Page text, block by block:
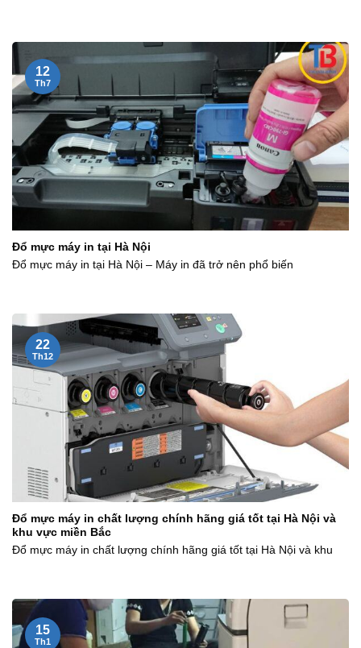
Đổ mực máy in tại Hà Nội
Đổ mực máy in tại Hà Nội – Máy in đã trở nên phổ biến
12
Th7
Đổ mực máy in chất lượng chính hãng giá tốt tại Hà Nội và
khu vực miền Bắc
Đổ mực máy in chất lượng chính hãng giá tốt tại Hà Nội và khu
22
Th12
15
Th1